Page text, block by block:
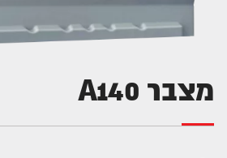
מצבר A140